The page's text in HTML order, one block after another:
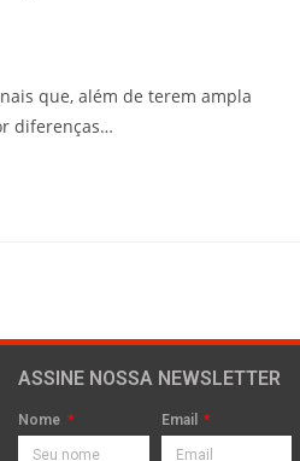
que, além de terem ampla
diferenças…
ASSINE NOSSA NEWSLETTER
Nome Email